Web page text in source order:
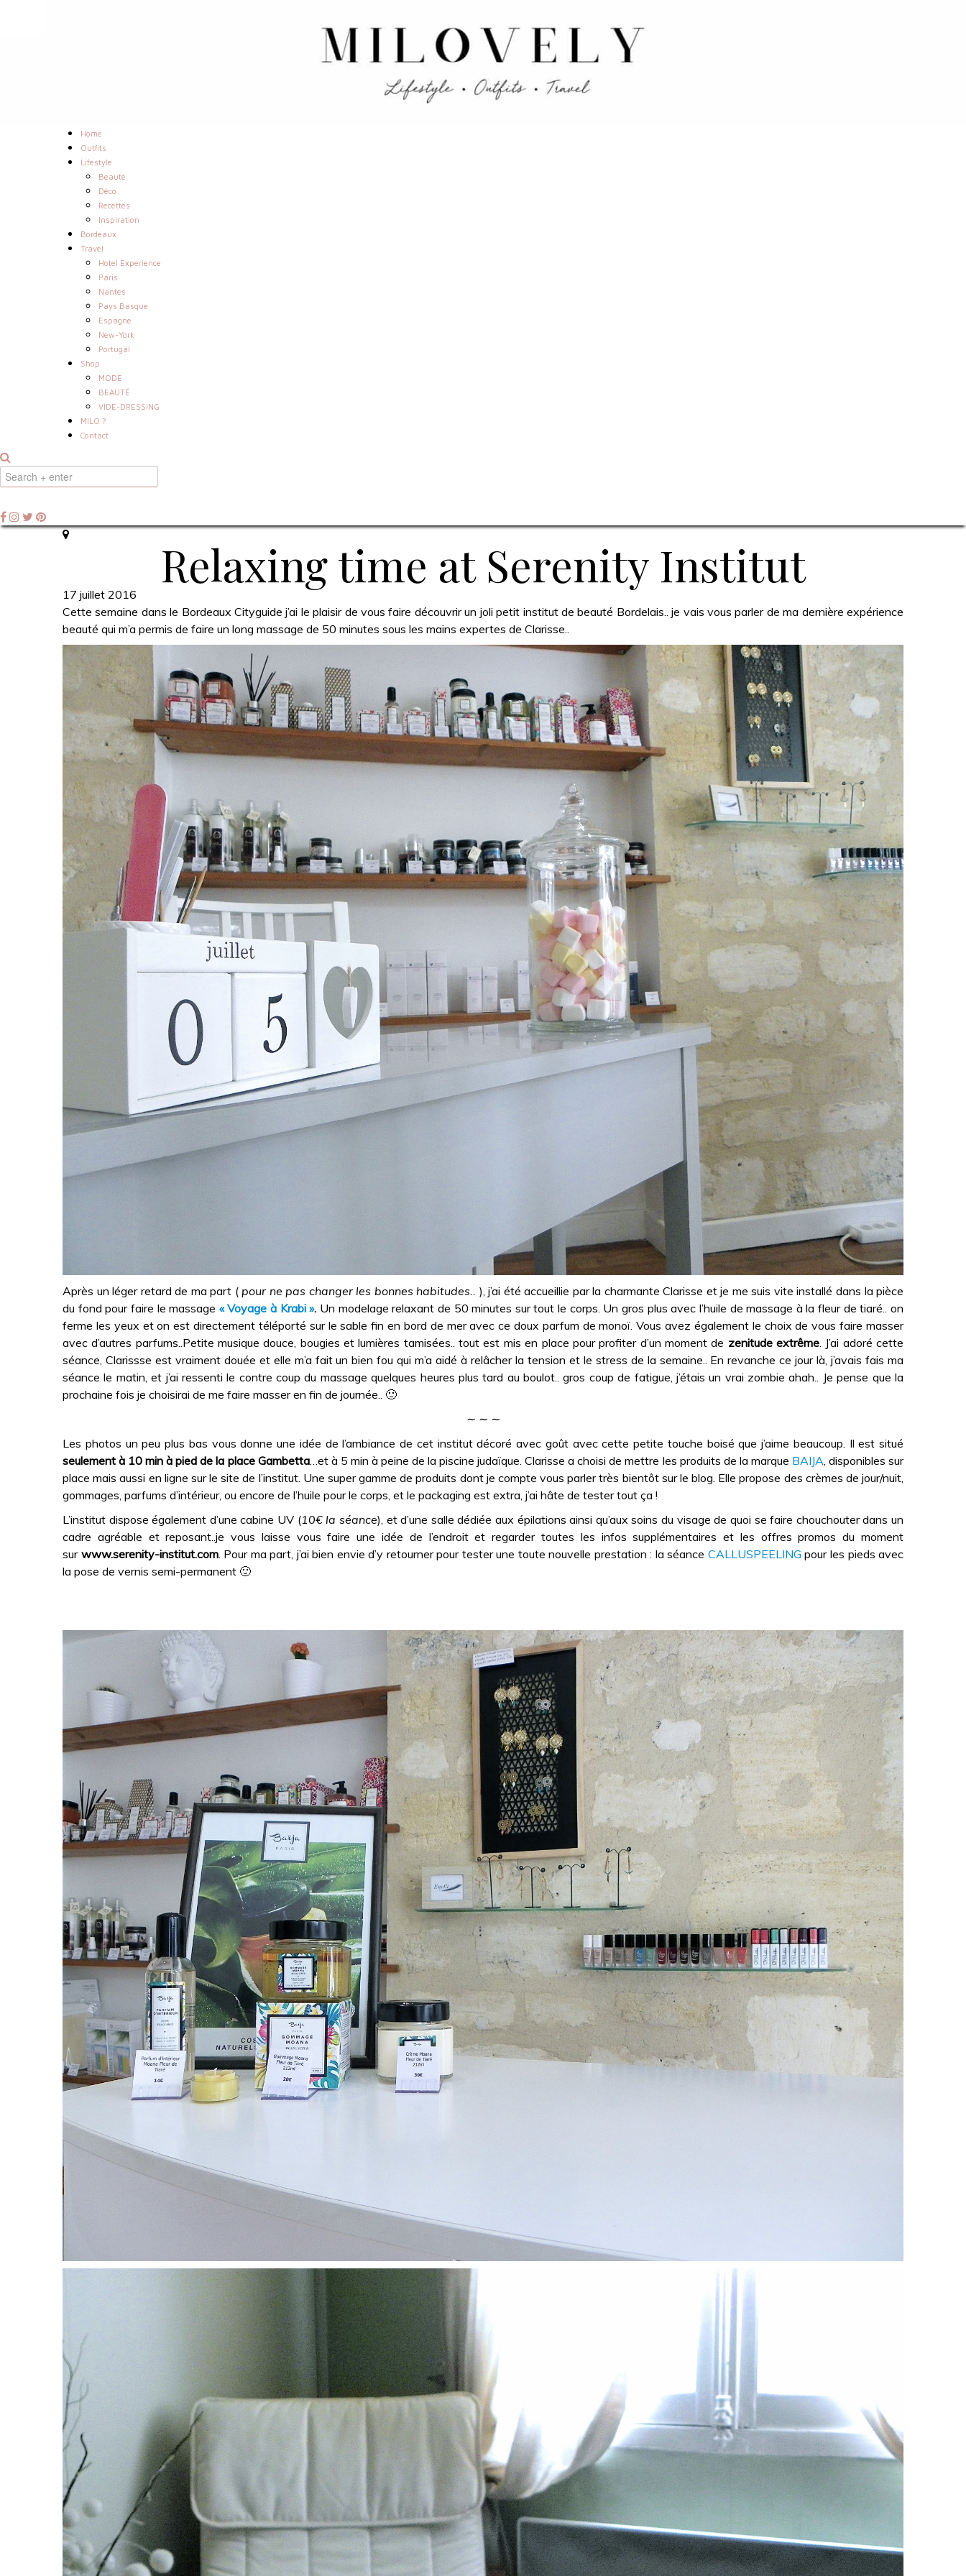
Home
Outfits
Lifestyle
Beauté
Déco
Recettes
Inspiration
Bordeaux
Travel
Hotel Experience
Paris
Nantes
Pays Basque
Espagne
New-York
Portugal
Shop
MODE
BEAUTÉ
VIDE-DRESSING
MILO ?
Contact
Relaxing time at Serenity Institut
17 juillet 2016
Cette semaine dans le Bordeaux Cityguide j’ai le plaisir de vous faire découvrir un joli petit institut de beauté Bordelais.. je vais vous parler de ma dernière expérience
beauté qui m’a permis de faire un long massage de 50 minutes sous les mains expertes de Clarisse..
Après un léger retard de ma part (pour ne pas changer les bonnes habitudes.. ), j’ai été accueillie par la charmante Clarisse et je me suis vite installé dans la pièce
du fond pour faire le massage « Voyage à Krabi ». Un modelage relaxant de 50 minutes sur tout le corps. Un gros plus avec l’huile de massage à la fleur de tiaré.. on
ferme les yeux et on est directement téléporté sur le sable fin en bord de mer avec ce doux parfum de monoï. Vous avez également le choix de vous faire masser
avec d’autres parfums..Petite musique douce, bougies et lumières tamisées.. tout est mis en place pour profiter d’un moment de zenitude extrême. J’ai adoré cette
séance, Clarissse est vraiment douée et elle m’a fait un bien fou qui m’a aidé à relâcher la tension et le stress de la semaine.. En revanche ce jour là, j’avais fais ma
séance le matin, et j’ai ressenti le contre coup du massage quelques heures plus tard au boulot.. gros coup de fatigue, j’étais un vrai zombie ahah.. Je pense que la
prochaine fois je choisirai de me faire masser en fin de journée.. 🙂
∼ ∼ ∼
Les photos un peu plus bas vous donne une idée de l’ambiance de cet institut décoré avec goût avec cette petite touche boisé que j’aime beaucoup. Il est situé
seulement à 10 min à pied de la place Gambetta…et à 5 min à peine de la piscine judaïque. Clarisse a choisi de mettre les produits de la marque BAIJA, disponibles sur
place mais aussi en ligne sur le site de l’institut. Une super gamme de produits dont je compte vous parler très bientôt sur le blog. Elle propose des crèmes de jour/nuit,
gommages, parfums d’intérieur, ou encore de l’huile pour le corps, et le packaging est extra, j’ai hâte de tester tout ça !
L’institut dispose également d’une cabine UV (10€ la séance), et d’une salle dédiée aux épilations ainsi qu’aux soins du visage de quoi se faire chouchouter dans un
cadre agréable et reposant..je vous laisse vous faire une idée de l’endroit et regarder toutes les infos supplémentaires et les offres promos du moment
sur www.serenity-institut.com. Pour ma part, j’ai bien envie d’y retourner pour tester une toute nouvelle prestation : la séance CALLUSPEELING pour les pieds avec
la pose de vernis semi-permanent 🙂